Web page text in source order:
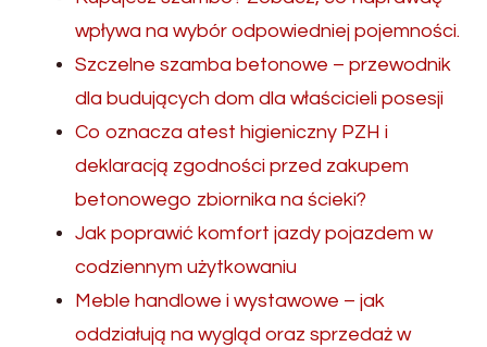
wpływa na wybór odpowiedniej pojemności.
Szczelne szamba betonowe – przewodnik
dla budujących dom dla właścicieli posesji
Co oznacza atest higieniczny PZH i
deklaracją zgodności przed zakupem
betonowego zbiornika na ścieki?
Jak poprawić komfort jazdy pojazdem w
codziennym użytkowaniu
Meble handlowe i wystawowe – jak
oddziałują na wygląd oraz sprzedaż w